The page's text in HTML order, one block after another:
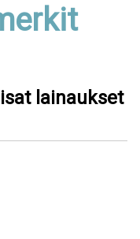
lainaukset